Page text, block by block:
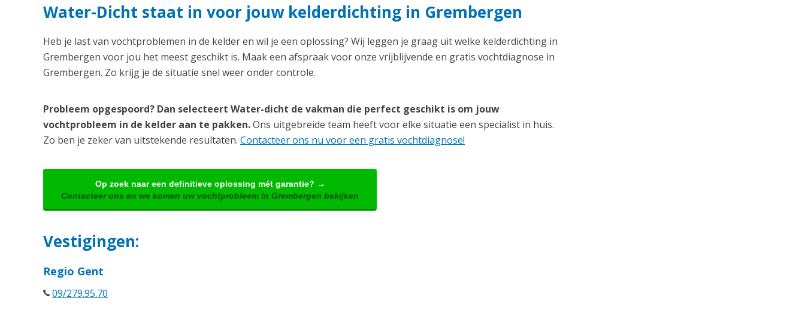
Water-Dicht staat in voor jouw kelderdichting in Grembergen
Heb je last van vochtproblemen in de kelder en wil je een oplossing? Wij leggen je graag uit welke kelderdichting in
Grembergen voor jou het meest geschikt is. Maak een afspraak voor onze vrijblijvende en gratis vochtdiagnose in
Grembergen. Zo krijg je de situatie snel weer onder controle.
Probleem opgespoord? Dan selecteert Water-dicht de vakman die perfect geschikt is om jouw
vochtprobleem in de kelder aan te pakken.Ons uitgebreide team heeft voor elke situatie een specialist in huis.
Zo ben je zeker van uitstekende resultaten. Contacteer ons nu voor een gratis vochtdiagnose!
Op zoek naar een definitieve oplossing mét garantie? →
Contacteer ons en we komen uw vochtprobleem in Grembergen bekijken
Vestigingen:
Regio Gent
09/279.95.70